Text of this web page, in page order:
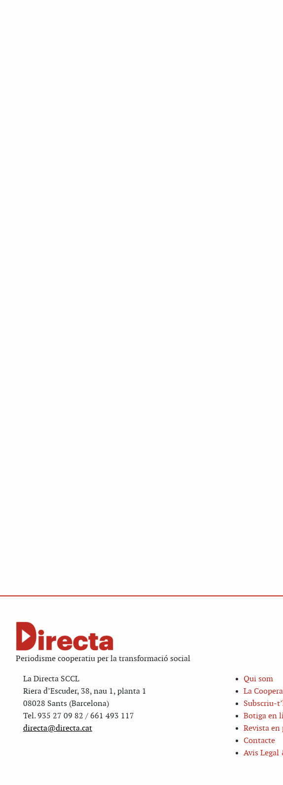
Periodisme cooperatiu per la transformació social
La Directa SCCL
Riera d’Escuder, 38, nau 1, planta 1
08028 Sants (Barcelona)
Tel. 935 27 09 82 / 661 493 117
directa@directa.cat
Qui som
La
Subscriu-
Botiga en
Revista en
Contacte
Avis Legal